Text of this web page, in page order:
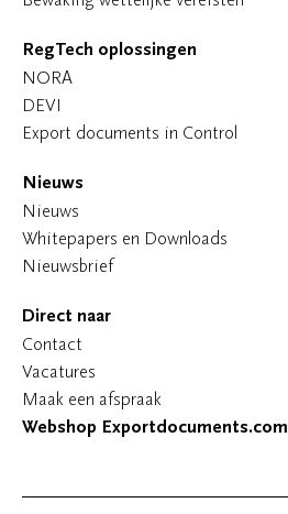
RegTech oplossingen
NORA
DEVI
Export documents in Control
Nieuws
Nieuws
Whitepapers en Downloads
Nieuwsbrief
Direct naar
Contact
Vacatures
Maak een afspraak
Webshop Exportdocuments.com